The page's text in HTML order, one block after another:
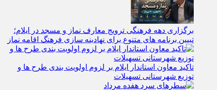
برگزاری دهه فرهنگی ترویج معارف نماز و مسجد در ایلام؛
تبیین برنامه‌ های متنوع برای نهادینه‌ سازی فرهنگ اقامه نماز
تاکید معاون استاندار ایلام بر لزوم اولویت‌ بندی طرح‌ ها و
توزیع شهرستانی تسهیلات